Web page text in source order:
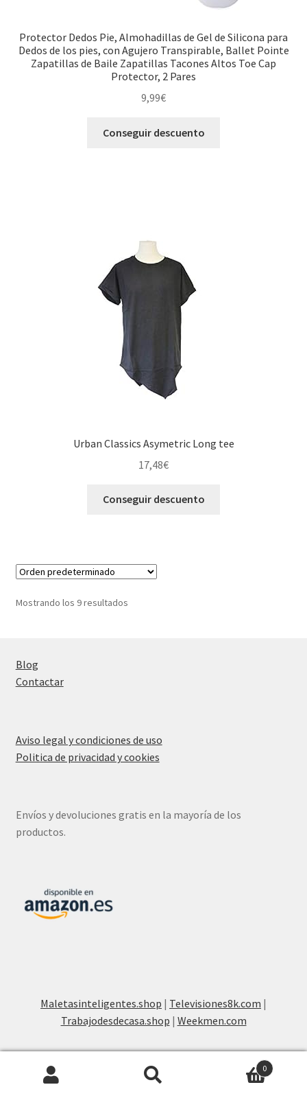
Protector Dedos Pie, Almohadillas de Gel de Silicona para
Dedos de los pies, con Agujero Transpirable, Ballet Pointe
Zapatillas de Baile Zapatillas Tacones Altos Toe Cap
Protector, 2 Pares
9,99€
Conseguir descuento
Urban Classics Asymetric Long tee
17,48€
Conseguir descuento
Mostrando los 9 resultados
Blog
Contactar
Aviso legal y condiciones de uso
Politica de privacidad y cookies
Envíos y devoluciones gratis en la mayoría de los
productos.
Maletasinteligentes.shop | Televisiones8k.com |
Trabajodesdecasa.shop | Weekmen.com
0